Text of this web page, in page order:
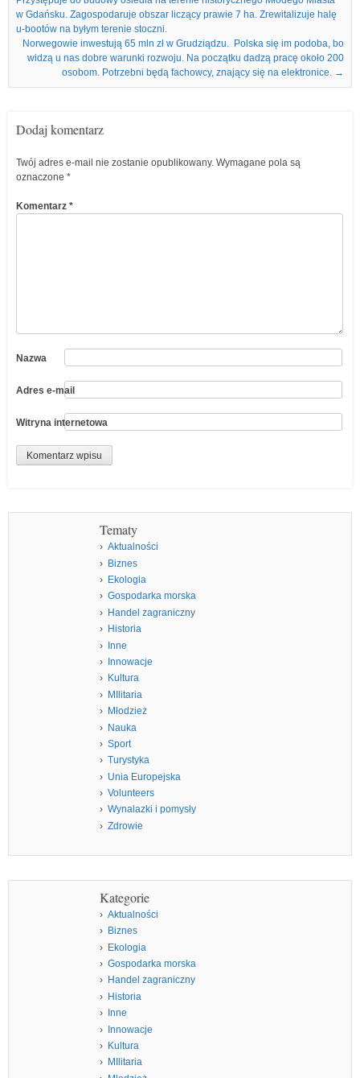
w Gdańsku. Zagospodaruje obszar liczący prawie 7 ha. Zrewitalizuje halę
u-bootów na byłym terenie stoczni.
Norwegowie inwestują 65 mln zł w Grudziądzu. Polska się im podoba, bo
widzą u nas dobre warunki rozwoju. Na początku dadzą pracę około 200
osobom. Potrzebni będą fachowcy, znający się na elektronice. →
Dodaj komentarz
Twój adres e-mail nie zostanie opublikowany. Wymagane pola są
oznaczone *
Komentarz *
Nazwa
Adres e-mail
Witryna internetowa
Tematy
Aktualności
Biznes
Ekologia
Gospodarka morska
Handel zagraniczny
Historia
Inne
Innowacje
Kultura
MIlitaria
Młodzież
Nauka
Sport
Turystyka
Unia Europejska
Volunteers
Wynalazki i pomysły
Zdrowie
Kategorie
Aktualności
Biznes
Ekologia
Gospodarka morska
Handel zagraniczny
Historia
Inne
Innowacje
Kultura
MIlitaria